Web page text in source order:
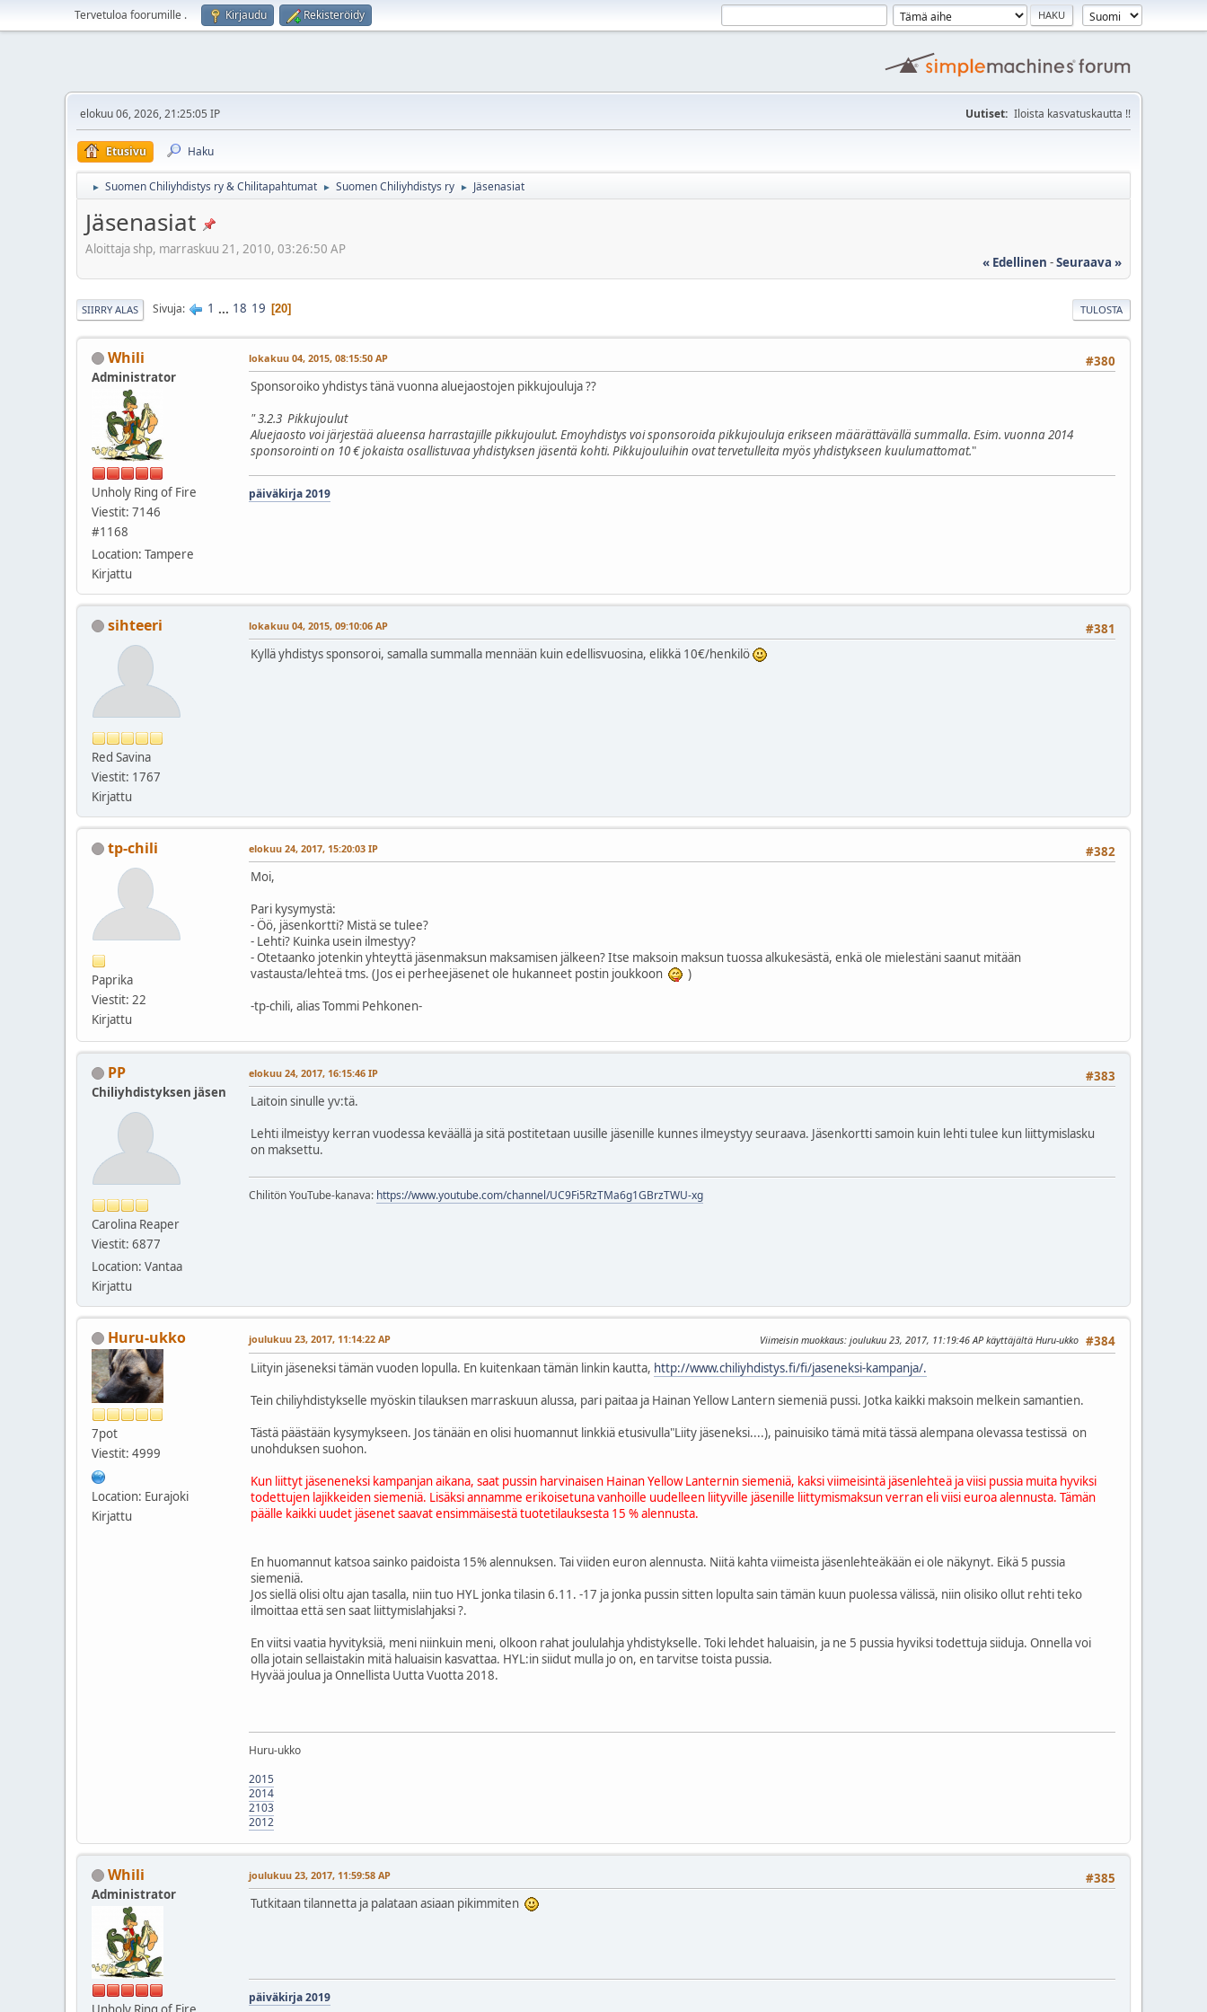
Tervetuloa foorumille . Kirjaudu Rekisteröidy
elokuu 06, 2026, 21:25:05 IP Uutiset: Iloista kasvatuskautta !!
Etusivu Haku
► Suomen Chiliyhdistys ry & Chilitapahtumat ► Suomen Chiliyhdistys ry ► Jäsenasiat
Jäsenasiat
Aloittaja shp, marraskuu 21, 2010, 03:26:50 AP
« Edellinen -Seuraava »
TULOSTA
SIIRRY ALAS Sivuja 1 ... 18 19 20
Whili
Administrator
Unholy Ring of Fire
Viestit: 7146
#1168
Location: Tampere
Kirjattu
#380
lokakuu 04, 2015, 08:15:50 AP
Sponsoroiko yhdistys tänä vuonna aluejaostojen pikkujouluja ??
" 3.2.3 Pikkujoulut
Aluejaosto voi järjestää alueensa harrastajille pikkujoulut. Emoyhdistys voi sponsoroida pikkujouluja erikseen määrättävällä summalla. Esim. vuonna 2014
sponsorointi on 10 € jokaista osallistuvaa yhdistyksen jäsentä kohti. Pikkujouluihin ovat tervetulleita myös yhdistykseen kuulumattomat."
päiväkirja 2019
sihteeri
Red Savina
Viestit: 1767
Kirjattu
#381
lokakuu 04, 2015, 09:10:06 AP
Kyllä yhdistys sponsoroi, samalla summalla mennään kuin edellisvuosina, elikkä 10€/henkilö
tp-chili
Paprika
Viestit: 22
Kirjattu
#382
elokuu 24, 2017, 15:20:03 IP
Moi,
Pari kysymystä:
- Öö, jäsenkortti? Mistä se tulee?
- Lehti? Kuinka usein ilmestyy?
- Otetaanko jotenkin yhteyttä jäsenmaksun maksamisen jälkeen? Itse maksoin maksun tuossa alkukesästä, enkä ole mielestäni saanut mitään
vastausta/lehteä tms. (Jos ei perheejäsenet ole hukanneet postin joukkoon
)
-tp-chili, alias Tommi Pehkonen-
PP
Chiliyhdistyksen jäsen
Carolina Reaper
Viestit: 6877
Location: Vantaa
Kirjattu
#383
elokuu 24, 2017, 16:15:46 IP
Laitoin sinulle yv:tä.
Lehti ilmeistyy kerran vuodessa keväällä ja sitä postitetaan uusille jäsenille kunnes ilmeystyy seuraava. Jäsenkortti samoin kuin lehti tulee kun liittymislasku
on maksettu.
Chilitön YouTube-kanava: https://www.youtube.com/channel/UC9Fi5RzTMa6g1GBrzTWU-xg
Huru-ukko
7pot
Viestit: 4999
Location: Eurajoki
Kirjattu
#384
joulukuu 23, 2017, 11:14:22 AP Viimeisin muokkaus: joulukuu 23, 2017, 11:19:46 AP käyttäjältä Huru-ukko
Liityin jäseneksi tämän vuoden lopulla. En kuitenkaan tämän linkin kautta, http://www.chiliyhdistys.fi/fi/jaseneksi-kampanja/.
Tein chiliyhdistykselle myöskin tilauksen marraskuun alussa, pari paitaa ja Hainan Yellow Lantern siemeniä pussi. Jotka kaikki maksoin melkein samantien.
Tästä päästään kysymykseen. Jos tänään en olisi huomannut linkkiä etusivulla"Liity jäseneksi....), painuisiko tämä mitä tässä alempana olevassa testissä on
unohduksen suohon.
Kun liittyt jäseneneksi kampanjan aikana, saat pussin harvinaisen Hainan Yellow Lanternin siemeniä, kaksi viimeisintä jäsenlehteä ja viisi pussia muita hyviksi
todettujen lajikkeiden siemeniä. Lisäksi annamme erikoisetuna vanhoille uudelleen liityville jäsenille liittymismaksun verran eli viisi euroa alennusta. Tämän
päälle kaikki uudet jäsenet saavat ensimmäisestä tuotetilauksesta 15 % alennusta.
En huomannut katsoa sainko paidoista 15% alennuksen. Tai viiden euron alennusta. Niitä kahta viimeista jäsenlehteäkään ei ole näkynyt. Eikä 5 pussia
siemeniä.
Jos siellä olisi oltu ajan tasalla, niin tuo HYL jonka tilasin 6.11. -17 ja jonka pussin sitten lopulta sain tämän kuun puolessa välissä, niin olisiko ollut rehti teko
ilmoittaa että sen saat liittymislahjaksi ?.
En viitsi vaatia hyvityksiä, meni niinkuin meni, olkoon rahat joululahja yhdistykselle. Toki lehdet haluaisin, ja ne 5 pussia hyviksi todettuja siiduja. Onnella voi
olla jotain sellaistakin mitä haluaisin kasvattaa. HYL:in siidut mulla jo on, en tarvitse toista pussia.
Hyvää joulua ja Onnellista Uutta Vuotta 2018.
Huru-ukko
2015
2014
2103
2012
Whili
Administrator
#385
joulukuu 23, 2017, 11:59:58 AP
Tutkitaan tilannetta ja palataan asiaan pikimmiten
päiväkirja 2019